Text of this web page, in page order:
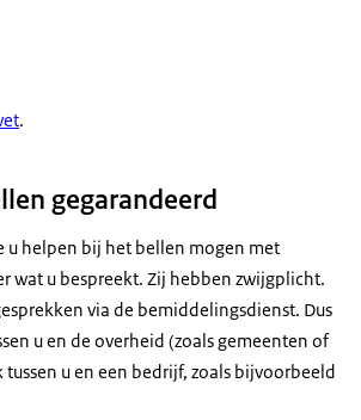
.
gegarandeerd
u helpen bij het bellen mogen met
wat u bespreekt. Zij hebben zwijgplicht.
via de bemiddelingsdienst. Dus
u en de overheid (zoals gemeenten of
tussen u en een bedrijf, zoals bijvoorbeeld